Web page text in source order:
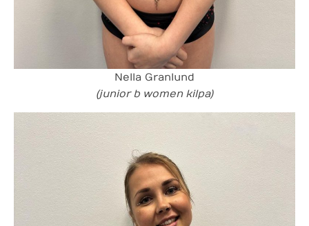
Nella Granlund
(junior b women kilpa)